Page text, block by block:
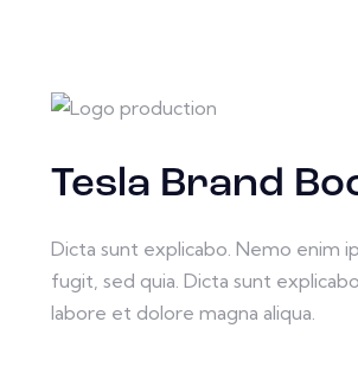
Tesla Brand
Dicta sunt explicabo. Nemo enim
fugit, sed quia. Dicta sunt
labore et dolore magna aliqua.